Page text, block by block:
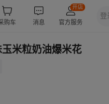
米粒奶油爆米花